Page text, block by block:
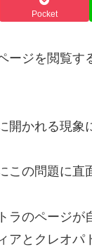
Pocket
ージを閲覧
開かれる現象
の問題に直
ラのページ
アとクレオ